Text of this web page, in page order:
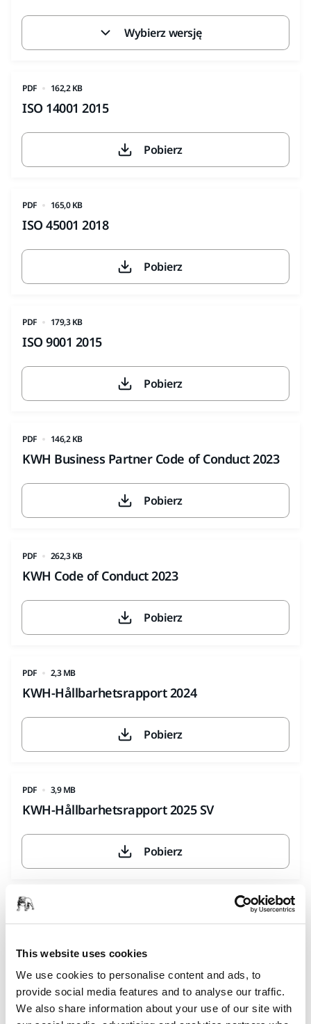
This website uses cookies
We use cookies to personalise content and ads, to
provide social media features and to analyse our traffic.
We also share information about your use of our site with
Wybierz wersję
PDF 162,2 KB
ISO 14001 2015
Pobierz
PDF 165,0 KB
ISO 45001 2018
Pobierz
PDF 179,3 KB
ISO 9001 2015
Pobierz
PDF 146,2 KB
KWH Business Partner Code of Conduct 2023
Pobierz
PDF 262,3 KB
KWH Code of Conduct 2023
Pobierz
PDF 2,3 MB
KWH-Hållbarhetsrapport 2024
Pobierz
PDF 3,9 MB
KWH-Hållbarhetsrapport 2025 SV
Pobierz
PDF
Pobierz